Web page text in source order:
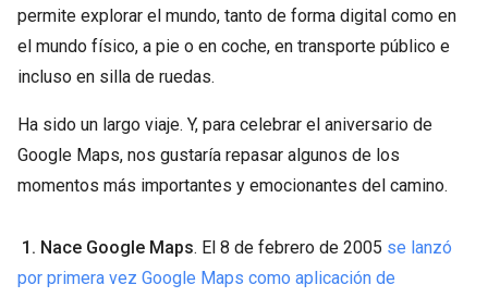
permite explorar el mundo, tanto de forma digital como en
el mundo físico, a pie o en coche, en transporte público e
incluso en silla de ruedas.
Ha sido un largo viaje. Y, para celebrar el aniversario de
Google Maps, nos gustaría repasar algunos de los
momentos más importantes y emocionantes del camino.
1. Nace Google Maps. El 8 de febrero de 2005 se lanzó
por primera vez Google Maps como aplicación de